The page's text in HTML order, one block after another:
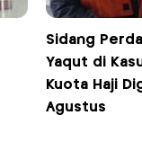
Sidang
Yaqut di
Kuota Haji
Agustus